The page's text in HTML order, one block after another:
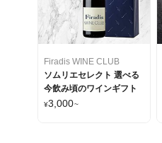
Firadis WINE CLUB
ソムリエセレクト 選べる
今飲み頃のワインギフト
¥3,000~